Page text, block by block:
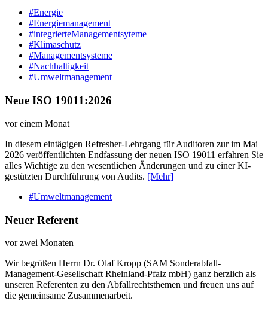
#Energie
#Energiemanagement
#integrierteManagementsyteme
#Klimaschutz
#Managementsysteme
#Nachhaltigkeit
#Umweltmanagement
Neue ISO 19011:2026
vor einem Monat
In diesem eintägigen Refresher-Lehrgang für Auditoren zur im Mai
2026 veröffentlichten Endfassung der neuen ISO 19011 erfahren Sie
alles Wichtige zu den wesentlichen Änderungen und zu einer KI-
gestützten Durchführung von Audits. [Mehr]
#Umweltmanagement
Neuer Referent
vor zwei Monaten
Wir begrüßen Herrn Dr. Olaf Kropp (SAM Sonderabfall-
Management-Gesellschaft Rheinland-Pfalz mbH) ganz herzlich als
unseren Referenten zu den Abfallrechtsthemen und freuen uns auf
die gemeinsame Zusammenarbeit.